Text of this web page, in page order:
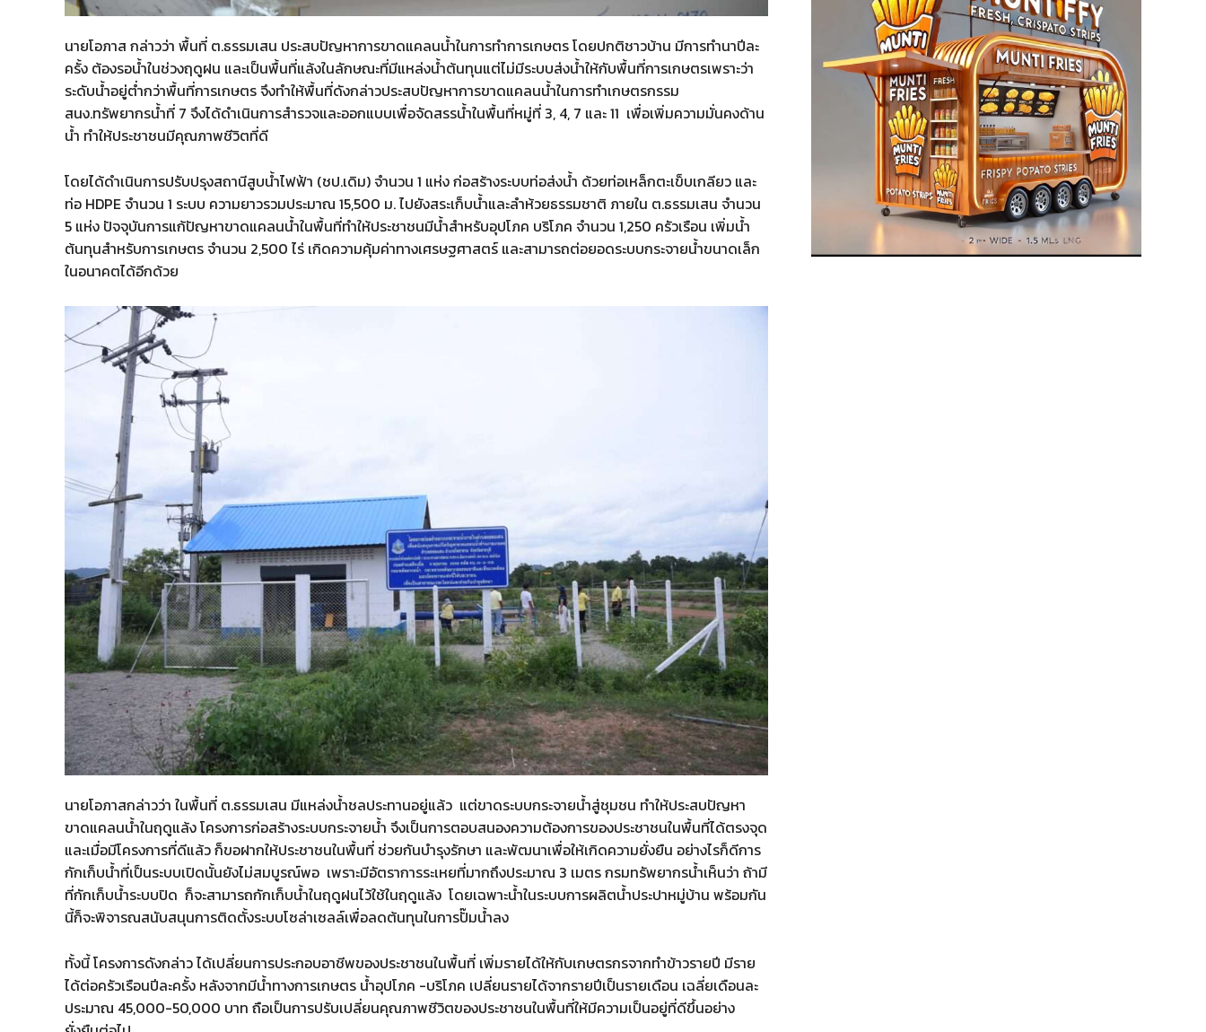
นายโอภาส กล่าวว่า พื้นที่ ต.ธรรมเสน ประสบปัญหาการขาดแคลนน้ำในการทำการเกษตร โดยปกติชาวบ้าน มีการทำนาปีละ
ครั้ง ต้องรอน้ำในช่วงฤดูฝน และเป็นพื้นที่แล้งในลักษณะที่มีแหล่งน้ำต้นทุนแต่ไม่มีระบบส่งน้ำให้กับพื้นที่การเกษตรเพราะว่า
ระดับน้ำอยู่ต่ำกว่าพื้นที่การเกษตร จึงทำให้พื้นที่ดังกล่าวประสบปัญหาการขาดแคลนน้ำในการทำเกษตรกรรม
สนง.ทรัพยากรน้ำที่ 7 จึงได้ดำเนินการสำรวจและออกแบบเพื่อจัดสรรน้ำในพื้นที่หมู่ที่ 3, 4, 7 และ 11 เพื่อเพิ่มความมั่นคงด้าน
น้ำ ทำให้ประชาชนมีคุณภาพชีวิตที่ดี
โดยได้ดำเนินการปรับปรุงสถานีสูบน้ำไฟฟ้า (ชป.เดิม) จำนวน 1 แห่ง ก่อสร้างระบบท่อส่งน้ำ ด้วยท่อเหล็กตะเข็บเกลียว และ
ท่อ HDPE จำนวน 1 ระบบ ความยาวรวมประมาณ 15,500 ม. ไปยังสระเก็บน้ำและลำห้วยธรรมชาติ ภายใน ต.ธรรมเสน จำนวน
5 แห่ง ปัจจุบันการแก้ปัญหาขาดแคลนน้ำในพื้นที่ทำให้ประชาชนมีน้ำสำหรับอุปโภค บริโภค จำนวน 1,250 ครัวเรือน เพิ่มน้ำ
ต้นทุนสำหรับการเกษตร จำนวน 2,500 ไร่ เกิดความคุ้มค่าทางเศรษฐศาสตร์ และสามารถต่อยอดระบบกระจายน้ำขนาดเล็ก
ในอนาคตได้อีกด้วย
นายโอภาสกล่าวว่า ในพื้นที่ ต.ธรรมเสน มีแหล่งน้ำชลประทานอยู่แล้ว แต่ขาดระบบกระจายน้ำสู่ชุมชน ทำให้ประสบปัญหา
ขาดแคลนน้ำในฤดูแล้ง โครงการก่อสร้างระบบกระจายน้ำ จึงเป็นการตอบสนองความต้องการของประชาชนในพื้นที่ได้ตรงจุด
และเมื่อมีโครงการที่ดีแล้ว ก็ขอฝากให้ประชาชนในพื้นที่ ช่วยกันบำรุงรักษา และพัฒนาเพื่อให้เกิดความยั่งยืน อย่างไรก็ดีการ
กักเก็บน้ำที่เป็นระบบเปิดนั้นยังไม่สมบูรณ์พอ เพราะมีอัตราการระเหยที่มากถึงประมาณ 3 เมตร กรมทรัพยากรน้ำเห็นว่า ถ้ามี
ที่กักเก็บน้ำระบบปิด ก็จะสามารถกักเก็บน้ำในฤดูฝนไว้ใช้ในฤดูแล้ง โดยเฉพาะน้ำในระบบการผลิตน้ำประปาหมู่บ้าน พร้อมกัน
นี้ก็จะพิจารณสนับสนุนการติดตั้งระบบโซล่าเซลล์เพื่อลดต้นทุนในการปั๊มน้ำลง
ทั้งนี้ โครงการดังกล่าว ได้เปลี่ยนการประกอบอาชีพของประชาชนในพื้นที่ เพิ่มรายได้ให้กับเกษตรกรจากทำข้าวรายปี มีราย
ได้ต่อครัวเรือนปีละครั้ง หลังจากมีน้ำทางการเกษตร น้ำอุปโภค -บริโภค เปลี่ยนรายได้จากรายปีเป็นรายเดือน เฉลี่ยเดือนละ
ประมาณ 45,000-50,000 บาท ถือเป็นการปรับเปลี่ยนคุณภาพชีวิตของประชาชนในพื้นที่ให้มีความเป็นอยู่ที่ดีขึ้นอย่าง